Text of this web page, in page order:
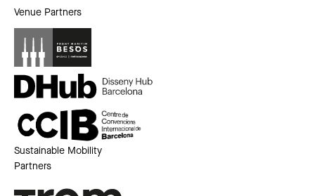
Venue Partners
Sustainable Mobility
Partners